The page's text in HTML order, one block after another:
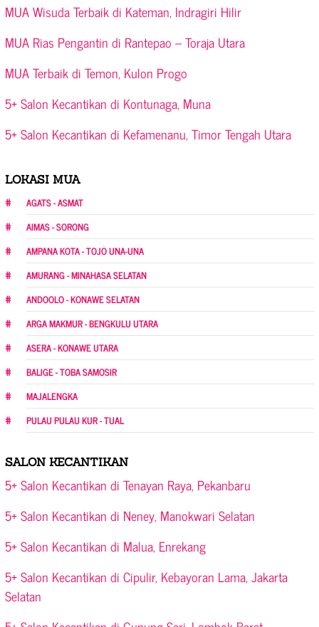
MUA Wisuda Terbaik di Kateman, Indragiri Hilir
MUA Rias Pengantin di Rantepao – Toraja Utara
MUA Terbaik di Temon, Kulon Progo
5+ Salon Kecantikan di Kontunaga, Muna
5+ Salon Kecantikan di Kefamenanu, Timor Tengah Utara
LOKASI MUA
AGATS - ASMAT
AIMAS - SORONG
AMPANA KOTA - TOJO UNA-UNA
AMURANG - MINAHASA SELATAN
ANDOOLO - KONAWE SELATAN
ARGA MAKMUR - BENGKULU UTARA
ASERA - KONAWE UTARA
BALIGE - TOBA SAMOSIR
MAJALENGKA
PULAU PULAU KUR - TUAL
SALON KECANTIKAN
5+ Salon Kecantikan di Tenayan Raya, Pekanbaru
5+ Salon Kecantikan di Neney, Manokwari Selatan
5+ Salon Kecantikan di Malua, Enrekang
5+ Salon Kecantikan di Cipulir, Kebayoran Lama, Jakarta
Selatan